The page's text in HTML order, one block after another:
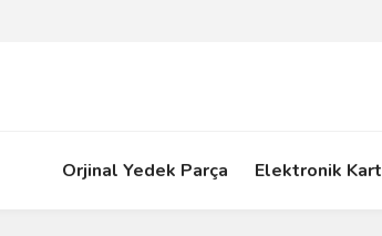
Orjinal Yedek Parça Elektronik Kart